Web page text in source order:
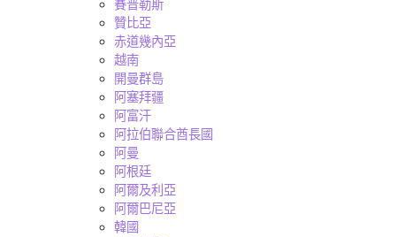
賽普勒斯
贊比亞
赤道幾內亞
越南
開曼群島
阿塞拜疆
阿富汗
阿拉伯聯合酋長國
阿曼
阿根廷
阿爾及利亞
阿爾巴尼亞
韓國